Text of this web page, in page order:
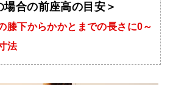
場合の前座高の目安＞
膝下からかかとまでの長さに0～
法